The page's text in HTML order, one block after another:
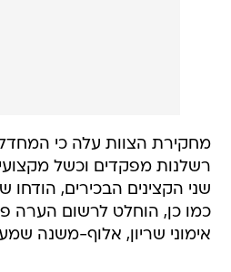
מחקירת הצוות עלה כי
רשלנות מפקדים וכשל
שני הקצינים הבכירים, הודחו
כמו כן, הוחלט לרשום הערה
אימוני שריון, אלוף-משנה